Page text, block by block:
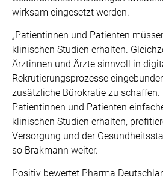
wirksam eingesetzt werden.
„Patientinnen und Patienten
klinischen Studien erhalten.
Ärztinnen und Ärzte sinnvoll in
Rekrutierungsprozesse
zusätzliche Bürokratie zu schaffen.
Patientinnen und Patienten
klinischen Studien erhalten,
Versorgung und der
so Brakmann weiter.
Positiv bewertet Pharma